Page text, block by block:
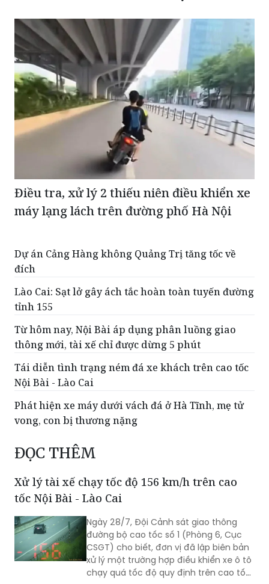
Điều tra, xử lý 2 thiếu niên điều khiển xe
máy lạng lách trên đường phố Hà Nội
Dự án Cảng Hàng không Quảng Trị tăng tốc về
Lào Cai: Sạt lở gây ách tắc hoàn toàn tuyến đường
tỉnh 155
Từ hôm nay, Nội Bài áp dụng phân luồng giao
thông mới, tài xế chỉ được dừng 5 phút
Tái diễn tình trạng ném đá xe khách trên cao tốc
Nội Bài - Lào Cai
Phát hiện xe máy dưới vách đá ở Hà Tĩnh, mẹ tử
vong, con bị thương nặng
ĐỌC THÊM
Xử lý tài xế chạy tốc độ 156 km/h trên cao
Ngày 28/7, Đội Cảnh sát giao thông
đường bộ cao tốc số 1 (Phòng 6, Cục
CSGT) cho biết, đơn vị đã lập biên bản
xử lý một trường hợp điều khiển xe ô tô
chạy quá tốc độ quy định trên cao tốc
Nội Bài - Lào Cai.
Cầu Hiếu Liêm dần hoàn thiện, nối hai bờ